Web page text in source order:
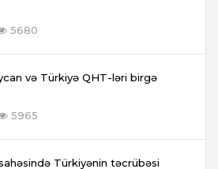
5680
və Türkiyə QHT-ləri birgə
5965
Türkiyənin təcrübəsi